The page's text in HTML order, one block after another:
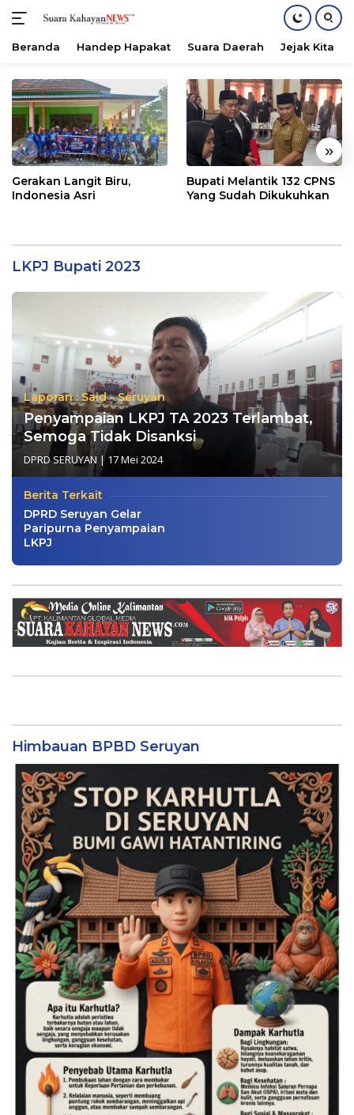
konten
Beranda Handep Hapakat Suara Daerah Jejak Kita
« »
Gerakan Langit Biru,
Indonesia Asri
Bupati Melantik 132 CPNS
Yang Sudah Dikukuhkan
LKPJ Bupati 2023
Laporan : Said - Seruyan
Penyampaian LKPJ TA 2023 Terlambat,
Semoga Tidak Disanksi
DPRD SERUYAN| 17 Mei 2024
Berita Terkait
DPRD Seruyan Gelar
Paripurna Penyampaian
LKPJ
Himbauan BPBD Seruyan